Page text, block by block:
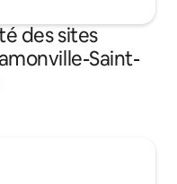
des sites
Saint-